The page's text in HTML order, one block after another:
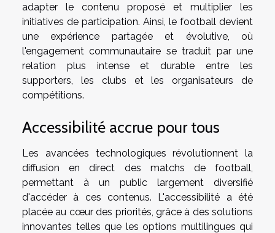
adapter le contenu proposé et multiplier les
initiatives de participation. Ainsi, le football devient
une expérience partagée et évolutive, où
l'engagement communautaire se traduit par une
relation plus intense et durable entre les
supporters, les clubs et les organisateurs de
compétitions.
Accessibilité accrue pour tous
Les avancées technologiques révolutionnent la
diffusion en direct des matchs de football,
permettant à un public largement diversifié
d'accéder à ces contenus. L'accessibilité a été
placée au cœur des priorités, grâce à des solutions
innovantes telles que les options multilingues qui